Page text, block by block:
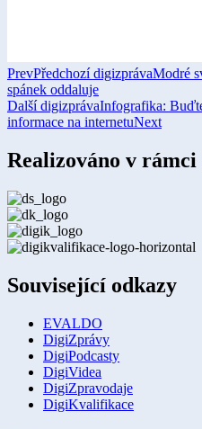
PrevPředchozí digizprávaModré
spánek oddaluje
Další digizprávaInfografika:
informace na internetuNext
Realizováno v
Související odkazy
EVALDO
DigiZprávy
DigiPodcasty
DigiVidea
DigiZpravodaje
DigiKvalifikace